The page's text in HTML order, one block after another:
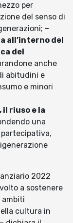
per
del senso di
–
all’interno del
del
anche
abitudini e
e minori
riuso e la
una
2022
a sostenere
cultura in